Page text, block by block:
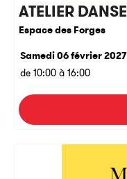
ATELIER
Espace des Forges
Samedi 06 février 2027
de 10:00 à 16:00